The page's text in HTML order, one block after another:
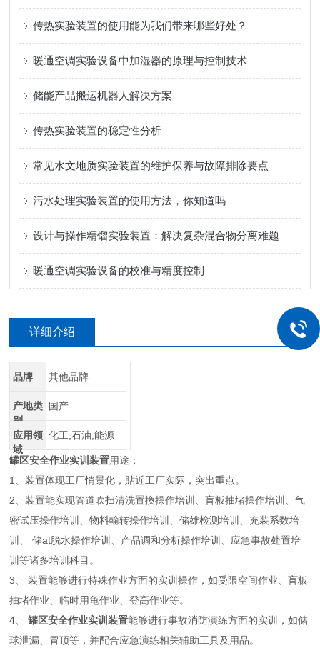
传热实验装置的使用能为我们带来哪些好处？
暖通空调实验设备中加湿器的原理与控制技术
储能产品搬运机器人解决方案
传热实验装置的稳定性分析
常见水文地质实验装置的维护保养与故障排除要点
污水处理实验装置的使用方法，你知道吗
设计与操作精馏实验装置：解决复杂混合物分离难题
暖通空调实验设备的校准与精度控制
详细介绍
品牌 其他品牌
产地类
别
国产
应用领
域
化工,石油,能源
罐区安全作业实训装置用途：
1、装置体现工厂悄景化，貼近工厂实际，突出重点。
2、装置能实现管道吹扫清洗置換操作培训、盲板抽堵操作培训、气
密试压操作培训、物料輸转操作培训、储雄检测培训、充装系数培
训、 储at脱水操作培训、产品调和分析操作培训、应急事故处置培
训等诸多培训科目。
3、 装置能够进行特殊作业方面的实训操作，如受限空间作业、盲板
抽堵作业、临时用龟作业、登高作业等。
4、罐区安全作业实训装置能够进行事故消防演练方面的实训，如储
球泄漏、冒顶等，并配合应急演练相关辅助工具及用品。